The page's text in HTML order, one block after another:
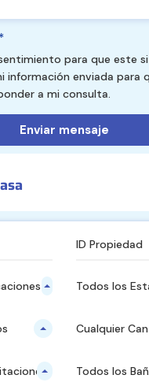
*
para que este
información enviada para
a mi consulta.
principalesTodos los
Cualquier
Todos los